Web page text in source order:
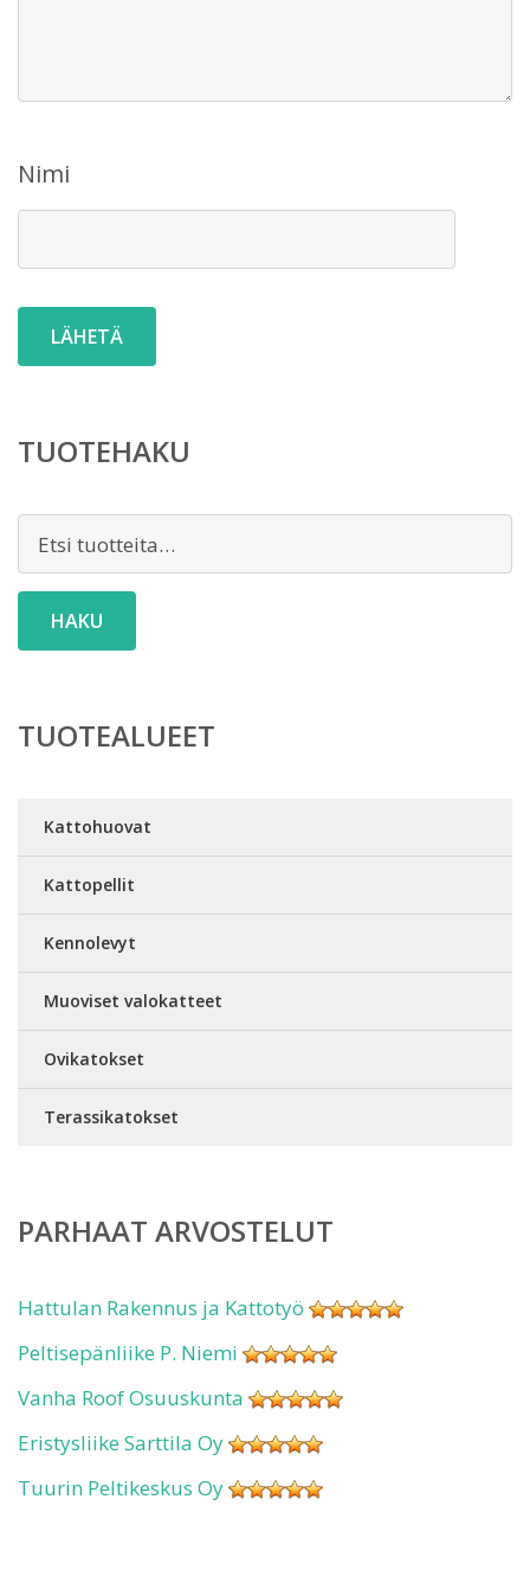
Nimi
TUOTEHAKU
HAKU
TUOTEALUEET
Kattohuovat
Kattopellit
Kennolevyt
Muoviset valokatteet
Ovikatokset
Terassikatokset
PARHAAT ARVOSTELUT
Hattulan Rakennus ja Kattotyö
Peltisepänliike P. Niemi
Vanha Roof Osuuskunta
Eristysliike Sarttila Oy
Tuurin Peltikeskus Oy